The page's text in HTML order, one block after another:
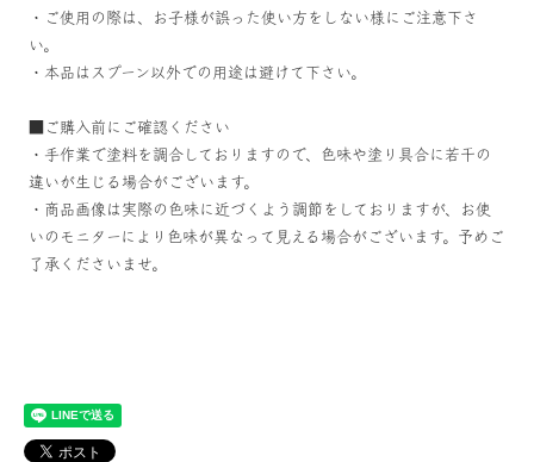
・ご使用の際は、お子様が誤った使い方をしない様にご注意下さ
い。
・本品はスプーン以外での用途は避けて下さい。
■ご購入前にご確認ください
・手作業で塗料を調合しておりますので、色味や塗り具合に若干の
違いが生じる場合がございます。
・商品画像は実際の色味に近づくよう調節をしておりますが、お使
いのモニターにより色味が異なって見える場合がございます。予めご
了承くださいませ。